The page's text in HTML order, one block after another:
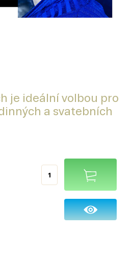
je ideální volbou pro
a svatebních